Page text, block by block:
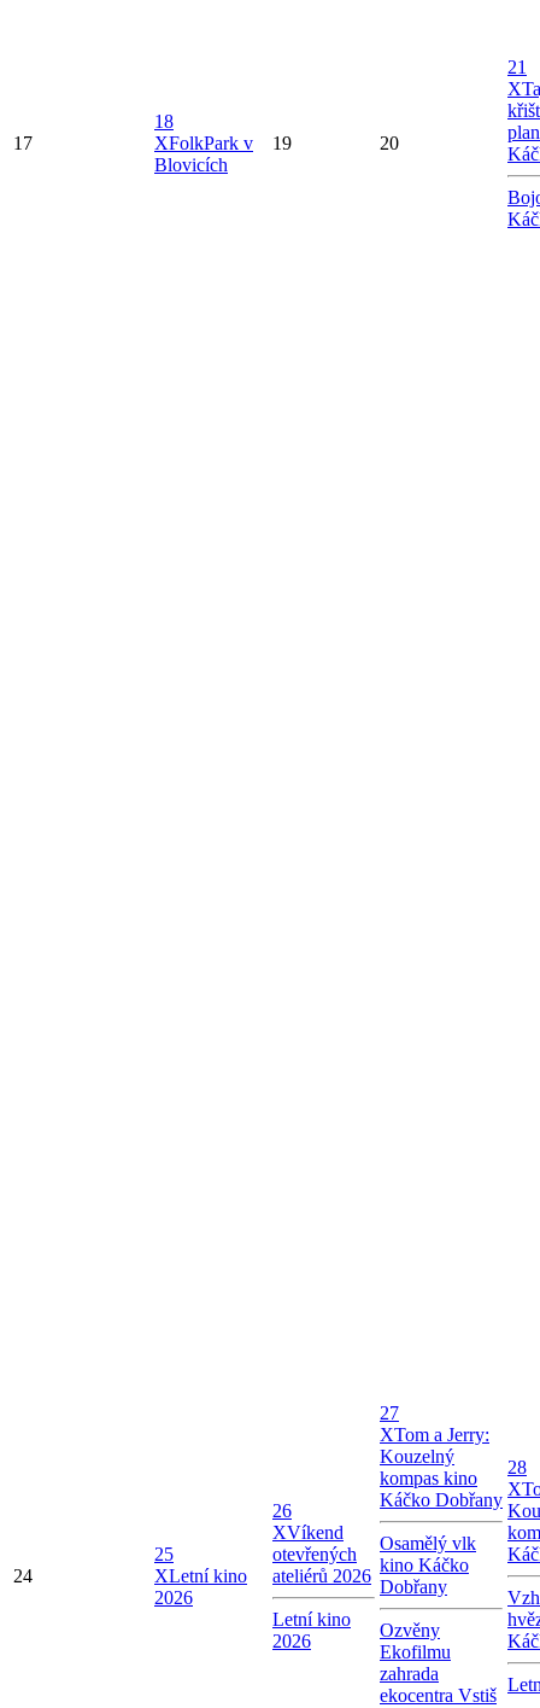
17
18
XFolkPark v
Blovicích
19 20
21
X
24
25
XLetní kino
2026
26
XVíkend
otevřených
ateliérů 2026
Letní kino
2026
27
XTom a Jerry:
Kouzelný
kompas kino
Káčko Dobřany
Osamělý vlk
kino Káčko
Dobřany
Ozvěny
Ekofilmu
zahrada
ekocentra Vstiš
28
X